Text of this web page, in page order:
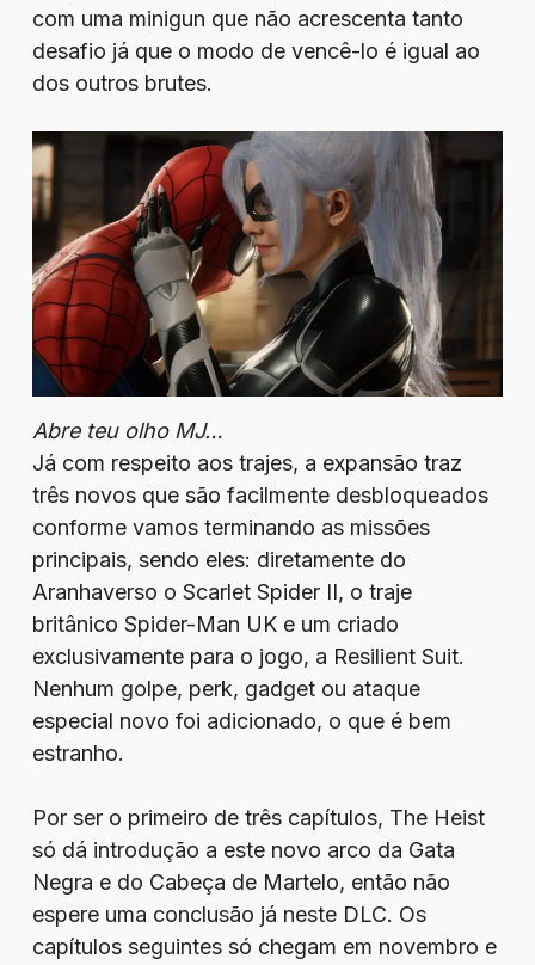
com uma minigun que não acrescenta tanto
desafio já que o modo de vencê-lo é igual ao
dos outros brutes.
Abre teu olho MJ…
Já com respeito aos trajes, a expansão traz
três novos que são facilmente desbloqueados
conforme vamos terminando as missões
principais, sendo eles: diretamente do
Aranhaverso o Scarlet Spider II, o traje
britânico Spider-Man UK e um criado
exclusivamente para o jogo, a Resilient Suit.
Nenhum golpe, perk, gadget ou ataque
especial novo foi adicionado, o que é bem
estranho.
Por ser o primeiro de três capítulos, The Heist
só dá introdução a este novo arco da Gata
Negra e do Cabeça de Martelo, então não
espere uma conclusão já neste DLC. Os
capítulos seguintes só chegam em novembro e